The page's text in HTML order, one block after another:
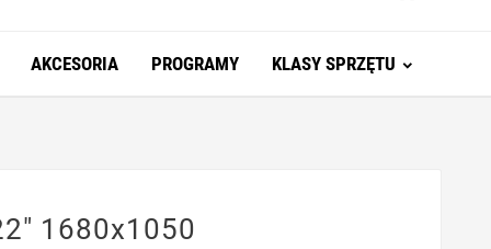
AKCESORIA PROGRAMY KLASY SPRZĘTU
1680x1050